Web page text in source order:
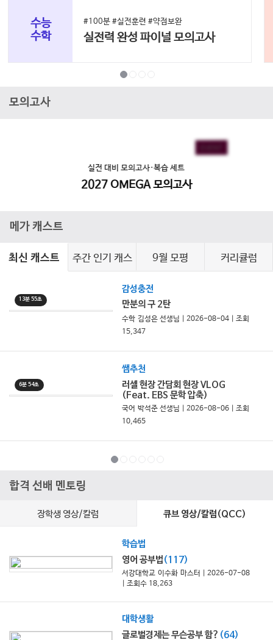
수능
수학
#100분 #실전훈련 #약점보완
실전력 완성 파이널 모의고사
모의고사
실전 대비 모의고사·복습 세트
2027 OMEGA 모의고사
메가 캐스트
최신 캐스트 주간 인기 캐스 9월 모평 커리큘럼
13분 55초
감성충전
만분의 구 2탄
수학 김성은 선생님 | 2026-08-04 | 조회
15,347
6분 54초
쌤추천
러셀 현장 간담회 현장 VLOG
(Feat. EBS 문학 압축)
국어 박석준 선생님 | 2026-08-06 | 조회
10,465
합격 선배 멘토링
장학생 영상/칼럼 큐브 영상/칼럼(QCC)
학습법
영어 공부법(117)
서강대학교 이수화 마스터
| 2026-07-08
| 조회수 18,263
대학생활
글로벌경제는 무슨공부 함? (64)